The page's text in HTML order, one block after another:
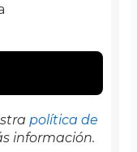
política de
información.